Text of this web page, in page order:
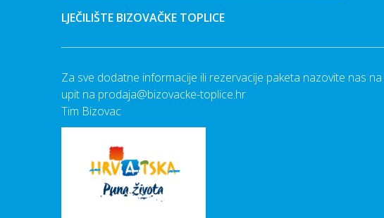
LJEČILIŠTE BIZOVAČKE TOPLICE
Za sve dodatne informacije ili rezervacije paketa nazovite nas na
upit na prodaja@bizovacke-toplice.hr
Tim Bizovac